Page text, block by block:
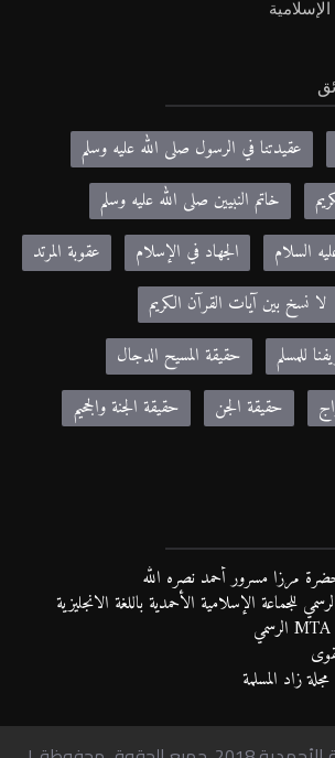
عقيدتنا في الرسول صلى الله عليه وسلم
خاتم النبيين صلى الله عليه وسلم
السلام
الجهاد في الإسلام
عقوبة المرتد
لا نسخ بين آيات القرآن الكريم
للمسلم
حقيقة المسيح الدجال
حقيقة الجن
حقيقة الجنة والجحيم